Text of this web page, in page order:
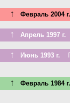
↑ Февраль 2004 г.
↑ Апрель 1997 г.
↑ Июнь 1993 г.
↑ Февраль 1984 г.